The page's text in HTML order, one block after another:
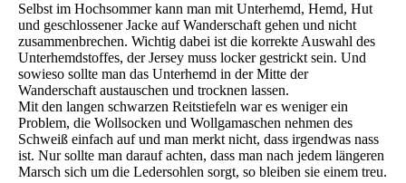
Selbst im Hochsommer kann man mit Unterhemd, Hemd, Hut
und geschlossener Jacke auf Wanderschaft gehen und nicht
zusammenbrechen. Wichtig dabei ist die korrekte Auswahl des
Unterhemdstoffes, der Jersey muss locker gestrickt sein. Und
sowieso sollte man das Unterhemd in der Mitte der
Wanderschaft austauschen und trocknen lassen.
Mit den langen schwarzen Reitstiefeln war es weniger ein
Problem, die Wollsocken und Wollgamaschen nehmen des
Schweiß einfach auf und man merkt nicht, dass irgendwas nass
ist. Nur sollte man darauf achten, dass man nach jedem längeren
Marsch sich um die Ledersohlen sorgt, so bleiben sie einem treu.